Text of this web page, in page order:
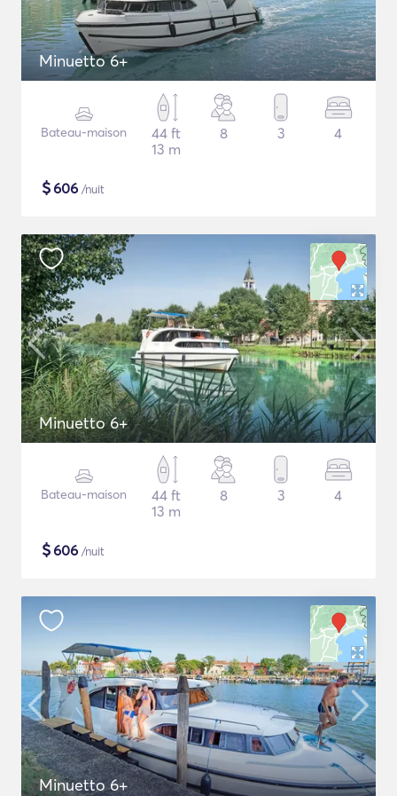
Minuetto 6+
Bateau-maison
44 ft
13 m
8 3 4
$606 /nuit
Minuetto 6+
Bateau-maison
44 ft
13 m
8 3 4
$606 /nuit
Minuetto 6+